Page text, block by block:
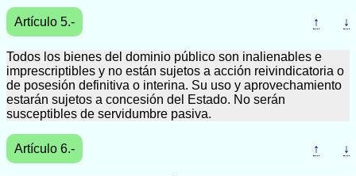
Artículo 5.- ↑ ↓
Todos los bienes del dominio público son inalienables e
imprescriptibles y no están sujetos a acción reivindicatoria o
de posesión definitiva o interina. Su uso y aprovechamiento
estarán sujetos a concesión del Estado. No serán
susceptibles de servidumbre pasiva.
Artículo 6.- ↑ ↓